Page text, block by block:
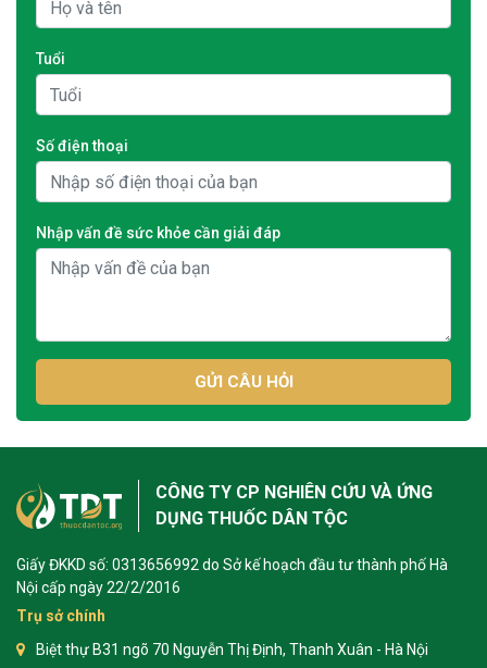
Tuổi
Số điện thoại
Nhập vấn đề sức khỏe cần giải đáp
GỬI CÂU HỎI
CÔNG TY CP NGHIÊN CỨU VÀ ỨNG
DỤNG THUỐC DÂN TỘC
Giấy ĐKKD số: 0313656992 do Sở kế hoạch đầu tư thành phố Hà
Nội cấp ngày 22/2/2016
Trụ sở chính
Biệt thự B31 ngõ 70 Nguyễn Thị Định, Thanh Xuân - Hà Nội